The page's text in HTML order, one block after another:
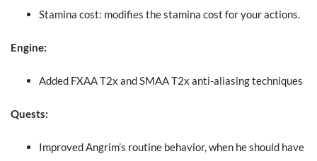
Stamina cost: modifies the stamina cost for your actions.
Engine:
Added FXAA T2x and SMAA T2x anti-aliasing techniques
Quests:
Improved Angrim’s routine behavior, when he should have